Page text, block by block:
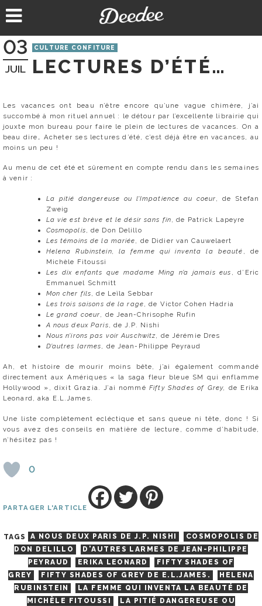
au
03
JUIL
CULTURE CONFITURE
LECTURES D’ÉTÉ…
Les vacances ont beau n’être encore qu’une vague chimère, j’ai
succombé à mon rituel annuel : le détour par l’excellente librairie qui
jouxte mon bureau pour faire le plein de lectures de vacances. On a
beau dire… Acheter ses lectures d’été, c’est déjà être en vacances, au
moins un peu !
Au menu de cet été et sûrement en compte rendu dans les semaines
à venir :
La pitié dangereuse ou l’Impatience au coeur, de Stefan
Zweig
La vie est brève et le désir sans fin, de Patrick Lapeyre
Cosmopolis, de Don Delillo
Les témoins de la mariée, de Didier van Cauwelaert
Helena Rubinstein, la femme qui inventa la beauté , de
Michèle Fitoussi
Les dix enfants que madame Ming n’a jamais eus , d’Eric
Emmanuel Schmitt
Mon cher fils, de Leïla Sebbar
Les trois saisons de la rage, de Victor Cohen Hadria
Le grand coeur, de Jean-Chrisophe Rufin
A nous deux Paris, de J.P. Nishi
Nous n’irons pas voir Auschwitz, de Jérémie Dres
D’autres larmes, de Jean-Philippe Peyraud
Ah, et histoire de mourir moins bête, j’ai également commandé
directement aux Amériques « la saga fleur bleue SM qui enflamme
Hollywood », dixit Grazia. J’ai nomméFifty Shades of Grey, de Erika
Leonard, aka E.L.James.
Une liste complètement ecléctique et sans queue ni tête, donc ! Si
vous avez des conseils en matière de lecture, comme d’habitude,
n’hésitez pas !
0
PARTAGER L'ARTICLE
TAGS A NOUS DEUX PARIS DE J.P. NISHI
COSMOPOLIS DE
DON DELILLO
D'AUTRES LARMES DE JEAN-PHILIPPE
PEYRAUD
ERIKA LEONARD
FIFTY SHADES OF
GREY
FIFTY SHADES OF GREY DE E.L.JAMES.
HELENA
RUBINSTEIN
LA FEMME QUI INVENTA LA BEAUTÉ DE
MICHÈLE FITOUSSI
LA PITIÉ DANGEREUSE OU